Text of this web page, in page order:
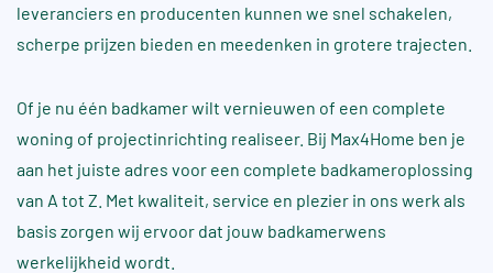
leveranciers en producenten kunnen we snel schakelen,
scherpe prijzen bieden en meedenken in grotere trajecten.
Of je nu één badkamer wilt vernieuwen of een complete
woning of projectinrichting realiseer. Bij Max4Home ben je
aan het juiste adres voor een complete badkameroplossing
van A tot Z. Met kwaliteit, service en plezier in ons werk als
basis zorgen wij ervoor dat jouw badkamerwens
werkelijkheid wordt.